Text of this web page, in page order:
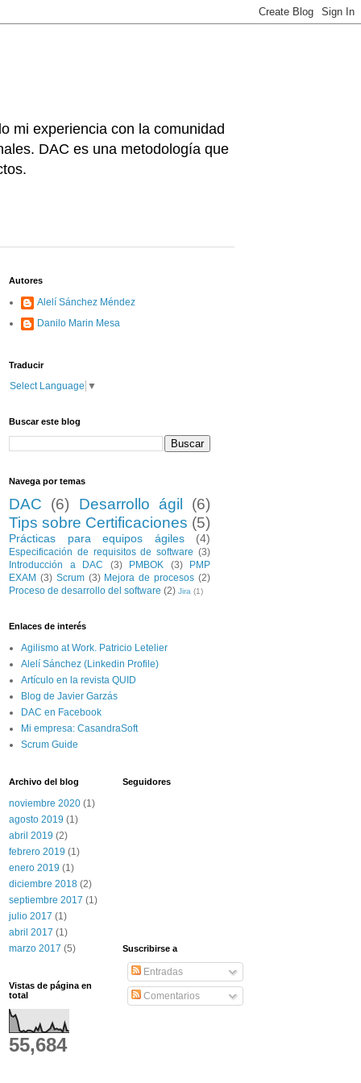
mi experiencia con la comunidad
DAC es una metodología que
Autores
Alelí Sánchez Méndez
Danilo Marin Mesa
Traducir
Select Language ▼
Buscar este blog
Navega por temas
DAC (6) Desarrollo ágil
(6)
Tips sobre Certificaciones (5)
Prácticas para equipos ágiles (4)
Especificación de requisitos de software (3)
Introducción a DAC
(3) PMBOK (3)
PMP
EXAM (3) Scrum (3) Mejora de procesos (2)
Proceso de desarrollo del software (2) Jira (1)
Enlaces de interés
Agilismo at Work. Patricio Letelier
Alelí Sánchez (Linkedin Profile)
Artículo en la revista QUID
Blog de Javier Garzás
DAC en Facebook
Mi empresa: CasandraSoft
Scrum Guide
Archivo del blog
noviembre 2020 (1)
agosto 2019 (1)
abril 2019 (2)
febrero 2019 (1)
enero 2019 (1)
diciembre 2018 (2)
septiembre 2017 (1)
julio 2017 (1)
abril 2017 (1)
marzo 2017 (5)
Vistas de página en
total
55,684
Seguidores
Suscribirse a
Entradas
Comentarios